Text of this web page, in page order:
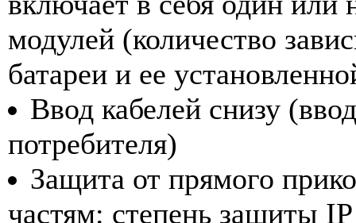
модулей (количество
батареи и ее
Ввод кабелей снизу
потребителя)
Защита от прямого
частям: степень защиты